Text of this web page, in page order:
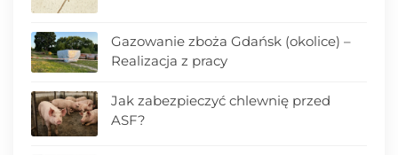
Gazowanie zboża Gdańsk (okolice) –
Realizacja z pracy
Jak zabezpieczyć chlewnię przed
ASF?